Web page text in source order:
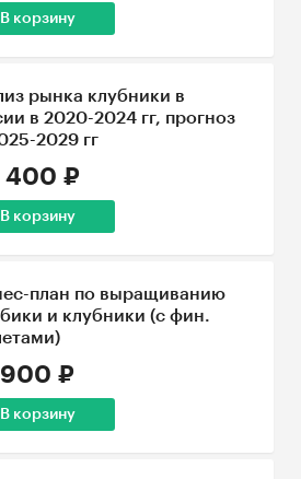
В корзину
рынка клубники в
в 2020-2024 гг, прогноз
2029 гг
400 ₽
В корзину
план по выращиванию
и клубники (с фин.
₽
В корзину